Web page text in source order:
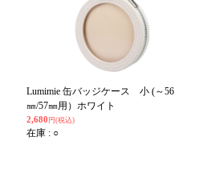
Lumimie 缶バッジケース 小 (～56
㎜/57㎜用）ホワイト
2,680 円(税込)
在庫 : ○